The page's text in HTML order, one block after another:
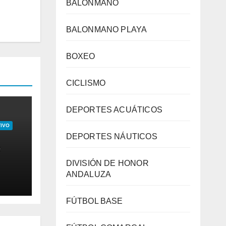
BALONMANO
BALONMANO PLAYA
BOXEO
CICLISMO
DEPORTES ACUÁTICOS
DEPORTES NÁUTICOS
DIVISIÓN DE HONOR
ANDALUZA
FÚTBOL BASE